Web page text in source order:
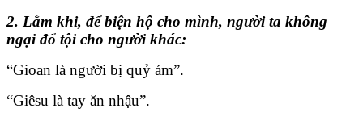
2. Lắm khi, để biện hộ cho mình, người ta không
ngại đổ tội cho người khác:
“Gioan là người bị quỷ ám”.
“Giêsu là tay ăn nhậu”.